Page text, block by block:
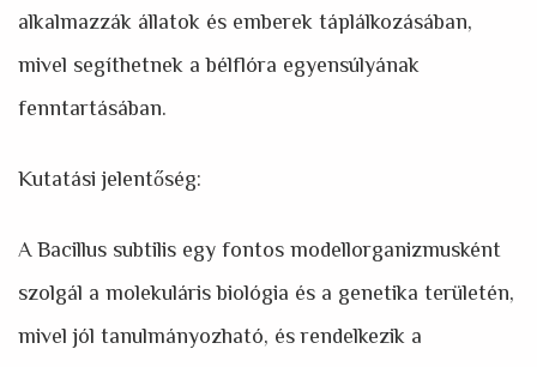
alkalmazzák állatok és emberek táplálkozásában,
mivel segíthetnek a bélflóra egyensúlyának
fenntartásában.
Kutatási jelentőség:
A Bacillus subtilis egy fontos modellorganizmusként
szolgál a molekuláris biológia és a genetika területén,
mivel jól tanulmányozható, és rendelkezik a